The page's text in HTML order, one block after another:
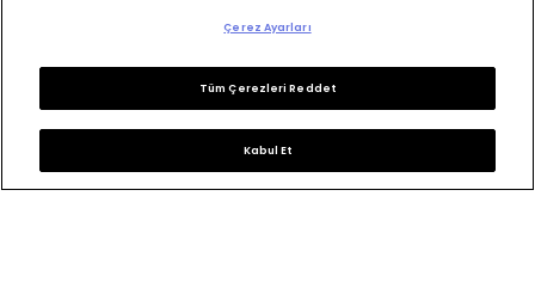
Çerez Ayarları
Tüm Çerezleri Reddet
Kabul Et